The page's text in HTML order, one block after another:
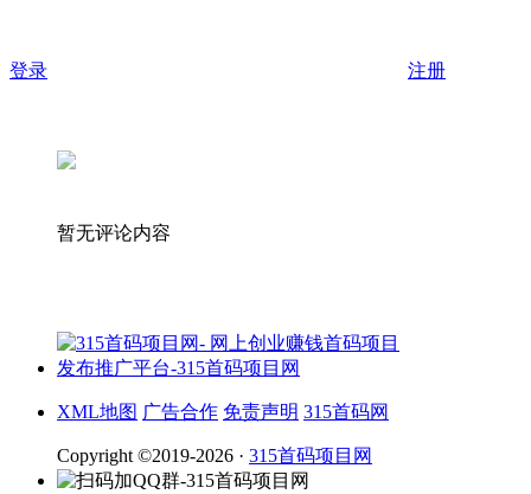
登录 注册
暂无评论内容
XML地图 广告合作 免责声明 315首码网
Copyright ©2019-2026 · 315首码项目网